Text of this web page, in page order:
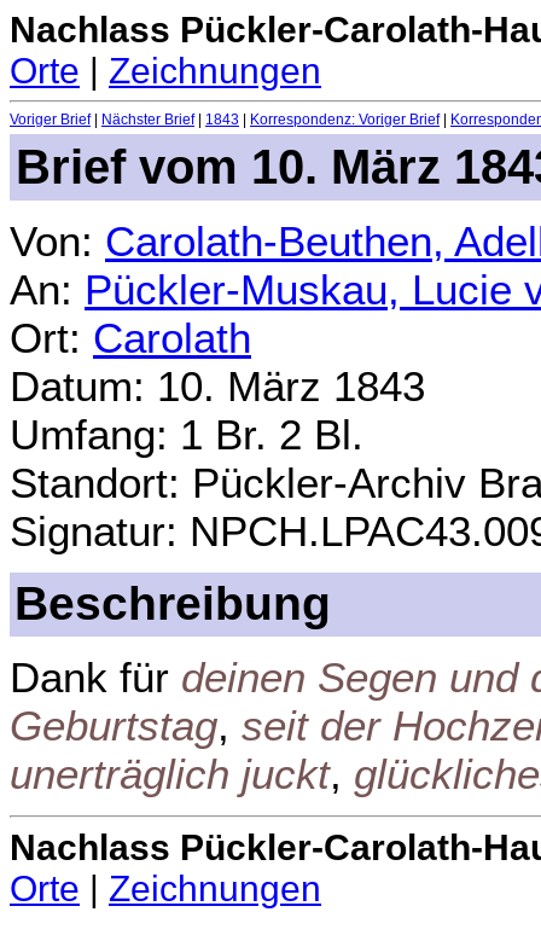
Nachlass Pückler-Carolath-
Orte | Zeichnungen
Voriger Brief| Nächster Brief| 1843 Korrespondenz: Voriger Brief|
Brief vom 10. März
Von: Carolath-Beuthen,
An: Pückler-Muskau, Lucie
Ort: Carolath
Datum: 10. März 1843
Umfang: 1 Br. 2 Bl.
Standort: Pückler-Archiv
Signatur:
Beschreibung
Dank für deinen Segen und
Geburtstag, seit der
unerträglich juckt,
Nachlass Pückler-Carolath-
Orte | Zeichnungen